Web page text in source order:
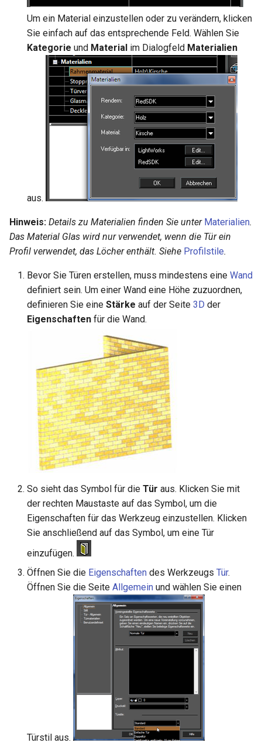
Um ein Material einzustellen oder zu verändern, klicken
Sie einfach auf das entsprechende Feld. Wählen Sie
Kategorie und Material im Dialogfeld Materialien
aus.
Hinweis: Details zu Materialien finden Sie unter Materialien.
Das Material Glas wird nur verwendet, wenn die Tür ein
Profil verwendet, das Löcher enthält. Siehe Profilstile.
Bevor Sie Türen erstellen, muss mindestens eine Wand
definiert sein. Um einer Wand eine Höhe zuzuordnen,
definieren Sie eine Stärke auf der Seite 3D der
Eigenschaften für die Wand.
So sieht das Symbol für die Tür aus. Klicken Sie mit
der rechten Maustaste auf das Symbol, um die
Eigenschaften für das Werkzeug einzustellen. Klicken
Sie anschließend auf das Symbol, um eine Tür
einzufügen.
Öffnen Sie die Eigenschaften des Werkzeugs Tür.
Öffnen Sie die Seite Allgemein und wählen Sie einen
Türstil aus.